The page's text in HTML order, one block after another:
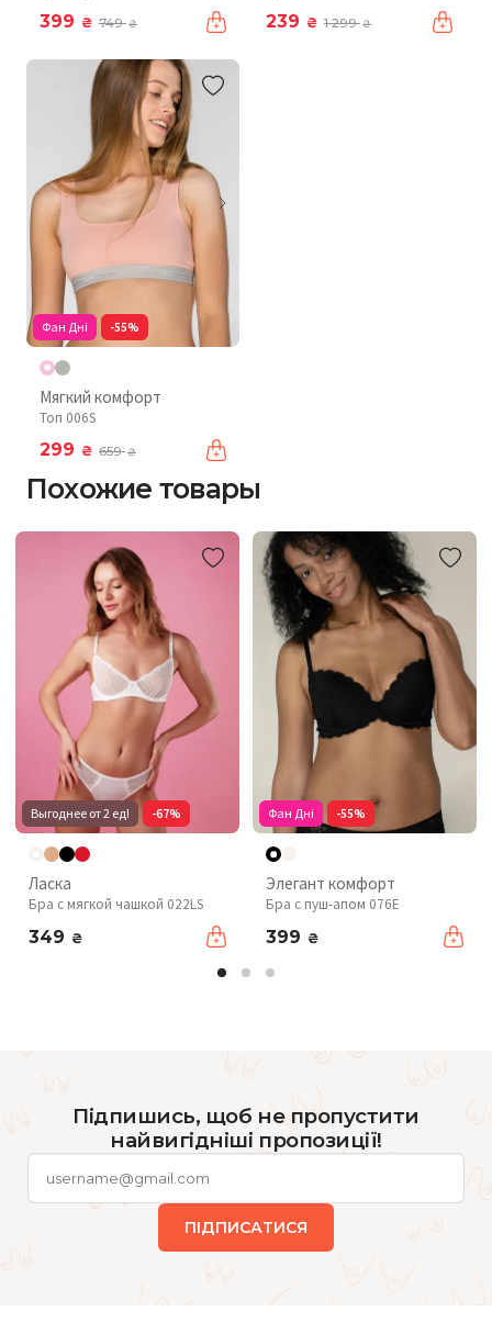
399 ₴ 749₴ 239 ₴ 1 299₴
Фан Дні -55%
Мягкий комфорт
Топ 006S
299 ₴ 659₴
Похожие товары
Выгоднее от 2 ед! -67%
Ласка
Бра с мягкой чашкой 022LS
349 ₴
Фан Дні -55%
Элегант комфорт
Бра с пуш-апом 076Е
399 ₴
Підпишись, щоб не пропустити
найвигідніші пропозиції!
ПІДПИСАТИСЯ